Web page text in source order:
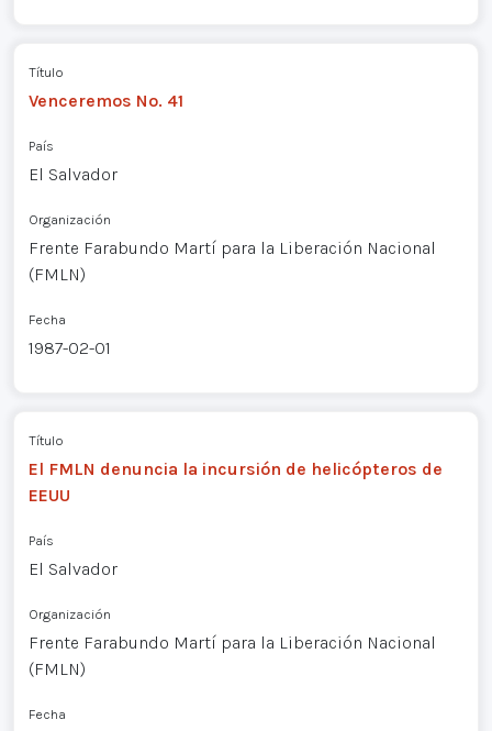
Título
Venceremos No. 41
País
El Salvador
Organización
Frente Farabundo Martí para la Liberación Nacional
(FMLN)
Fecha
1987-02-01
Título
El FMLN denuncia la incursión de helicópteros de
EEUU
País
El Salvador
Organización
Frente Farabundo Martí para la Liberación Nacional
(FMLN)
Fecha